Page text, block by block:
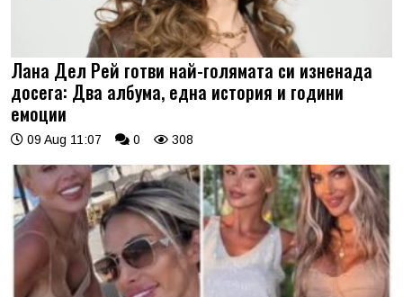
Лана Дел Рей готви най-голямата си изненада
досега: Два албума, една история и години
емоции
09 Aug 11:07 0 308